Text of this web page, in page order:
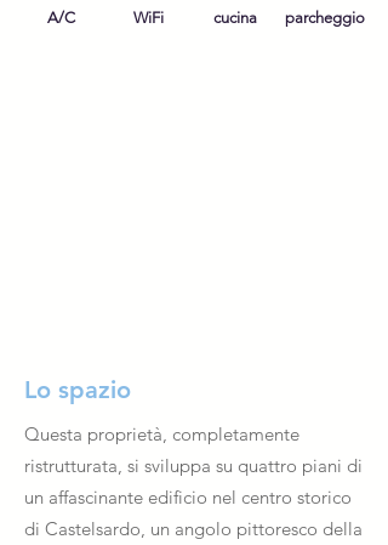
A/C WiFi cucina parcheggio
Lo spazio
Questa proprietà, completamente
ristrutturata, si sviluppa su quattro piani di
un affascinante edificio nel centro storico
di Castelsardo, un angolo pittoresco della